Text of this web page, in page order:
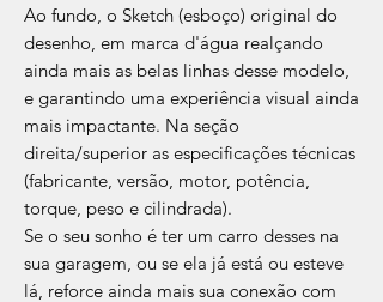
Ao fundo, o Sketch (esboço) original do
desenho, em marca d'água realçando
ainda mais as belas linhas desse modelo,
e garantindo uma experiência visual ainda
mais impactante. Na seção
direita/superior as especificações técnicas
(fabricante, versão, motor, potência,
torque, peso e cilindrada).
Se o seu sonho é ter um carro desses na
sua garagem, ou se ela já está ou esteve
lá, reforce ainda mais sua conexão com